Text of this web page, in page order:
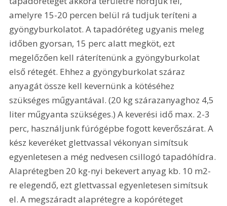
amelyre 15-20 percen belül rá tudjuk teríteni a
gyöngyburkolatot. A tapadóréteg ugyanis meleg
időben gyorsan, 15 perc alatt megköt, ezt
megelőzően kell ráterítenünk a gyöngyburkolat
első rétegét. Ehhez a gyöngyburkolat száraz
anyagát össze kell kevernünk a kötéséhez
szükséges műgyantával. (20 kg szárazanyaghoz 4,5
liter műgyanta szükséges.) A keverési idő max. 2-3
perc, használjunk fúrógépbe fogott keverőszárat. A
kész keveréket glettvassal vékonyan simítsuk
egyenletesen a még nedvesen csillogó tapadóhídra.
Alaprétegben 20 kg-nyi bekevert anyag kb. 10 m2-
re elegendő, ezt glettvassal egyenletesen simítsuk
el. A megszáradt alaprétegre a kopóréteget